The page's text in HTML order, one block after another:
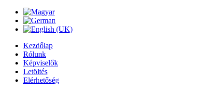
Kezdőlap
Rólunk
Képviselők
Letöltés
Elérhetőség